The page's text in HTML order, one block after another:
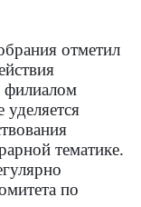
отметил
филиалом
тематике.
по